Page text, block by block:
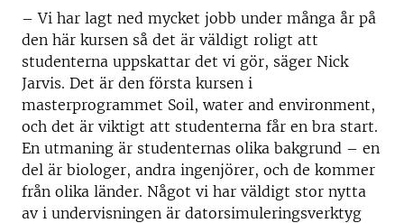
– Vi har lagt ned mycket jobb under många år på
den här kursen så det är väldigt roligt att
studenterna uppskattar det vi gör, säger Nick
Jarvis. Det är den första kursen i
masterprogrammet Soil, water and environment,
och det är viktigt att studenterna får en bra start.
En utmaning är studenternas olika bakgrund – en
del är biologer, andra ingenjörer, och de kommer
från olika länder. Något vi har väldigt stor nytta
av i undervisningen är datorsimuleringsverktyg